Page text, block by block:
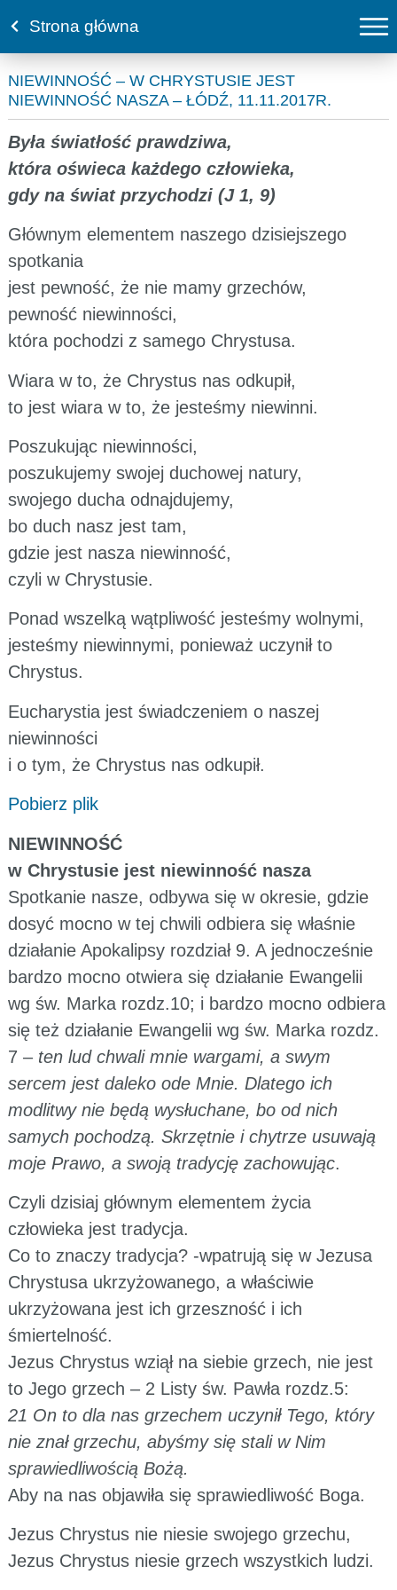
Strona główna
NIEWINNOŚĆ – W CHRYSTUSIE JEST
NIEWINNOŚĆ NASZA – ŁÓDŹ, 11.11.2017R.
Była światłość prawdziwa,
która oświeca każdego człowieka,
gdy na świat przychodzi (J 1, 9)
Głównym elementem naszego dzisiejszego
spotkania
jest pewność, że nie mamy grzechów,
pewność niewinności,
która pochodzi z samego Chrystusa.
Wiara w to, że Chrystus nas odkupił,
to jest wiara w to, że jesteśmy niewinni.
Poszukując niewinności,
poszukujemy swojej duchowej natury,
swojego ducha odnajdujemy,
bo duch nasz jest tam,
gdzie jest nasza niewinność,
czyli w Chrystusie.
Ponad wszelką wątpliwość jesteśmy wolnymi,
jesteśmy niewinnymi, ponieważ uczynił to
Chrystus.
Eucharystia jest świadczeniem o naszej
niewinności
i o tym, że Chrystus nas odkupił.
Pobierz plik
NIEWINNOŚĆ
w Chrystusie jest niewinność nasza
Spotkanie nasze, odbywa się w okresie, gdzie
dosyć mocno w tej chwili odbiera się właśnie
działanie Apokalipsy rozdział 9. A jednocześnie
bardzo mocno otwiera się działanie Ewangelii
wg św. Marka rozdz.10; i bardzo mocno odbiera
się też działanie Ewangelii wg św. Marka rozdz.
7 – ten lud chwali mnie wargami, a swym
sercem jest daleko ode Mnie. Dlatego ich
modlitwy nie będą wysłuchane, bo od nich
samych pochodzą. Skrzętnie i chytrze usuwają
moje Prawo, a swoją tradycję zachowując.
Czyli dzisiaj głównym elementem życia
człowieka jest tradycja.
Co to znaczy tradycja? -wpatrują się w Jezusa
Chrystusa ukrzyżowanego, a właściwie
ukrzyżowana jest ich grzeszność i ich
śmiertelność.
Jezus Chrystus wziął na siebie grzech, nie jest
to Jego grzech – 2 Listy św. Pawła rozdz.5:
21 On to dla nas grzechem uczynił Tego, który
nie znał grzechu, abyśmy się stali w Nim
sprawiedliwością Bożą.
Aby na nas objawiła się sprawiedliwość Boga.
Jezus Chrystus nie niesie swojego grzechu,
Jezus Chrystus niesie grzech wszystkich ludzi.